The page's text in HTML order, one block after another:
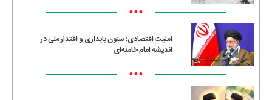
•••
امنیت اقتصادی؛ ستون پایداری و اقتدار ملی در
اندیشه امام خامنه‌ای
•••